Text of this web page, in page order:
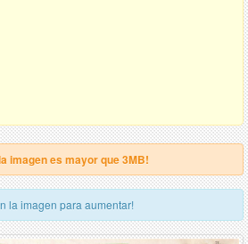
imagen es mayor que 3MB!
la imagen para aumentar!